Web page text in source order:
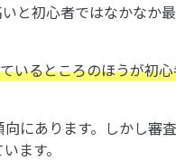
と初心者ではなかなか
いるところのほうが初
にあります。しかし審
ます。